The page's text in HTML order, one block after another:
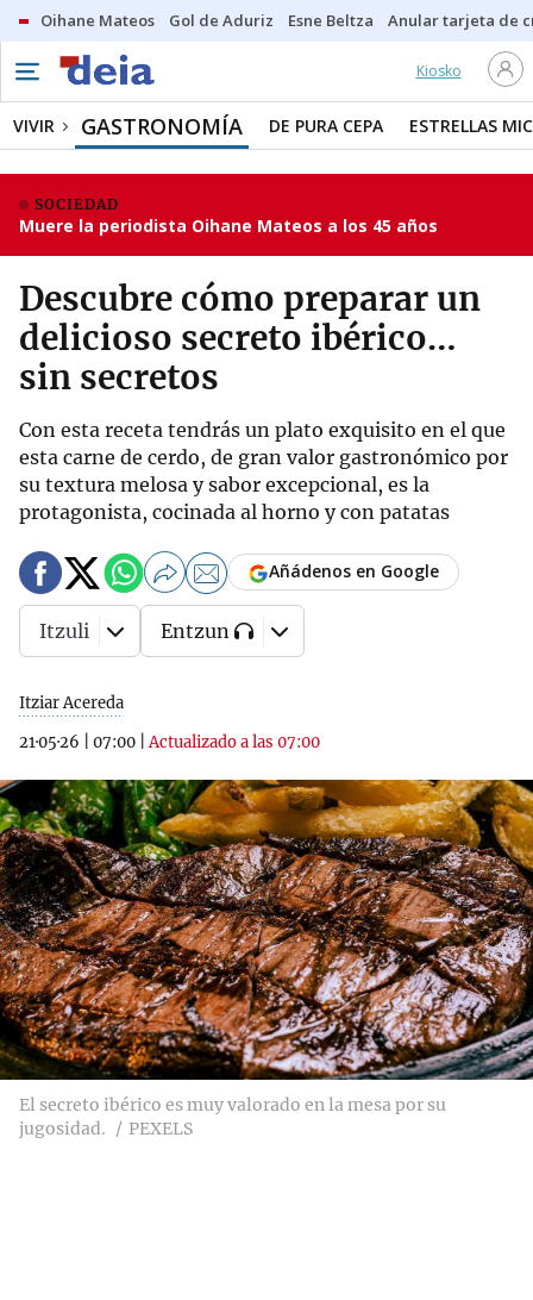
Oihane Mateos Gol de Aduriz Esne Beltza Anular tarjeta de
Kiosko
VIVIR GASTRONOMÍA DE PURA CEPA ESTRELLAS
SOCIEDAD
Muere la periodista Oihane Mateos a los 45 años
Descubre cómo preparar un
delicioso secreto ibérico…
sin secretos
Con esta receta tendrás un plato exquisito en el que
esta carne de cerdo, de gran valor gastronómico por
su textura melosa y sabor excepcional, es la
protagonista, cocinada al horno y con patatas
Itziar Acereda
21·05·26
07:00 |Actualizado a las 07:00
Añádenos en Google
Itzuli Entzun
El secreto ibérico es muy valorado en la mesa por su
jugosidad.
PEXELS